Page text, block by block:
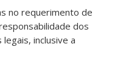
no requerimento de
dos
inclusive a